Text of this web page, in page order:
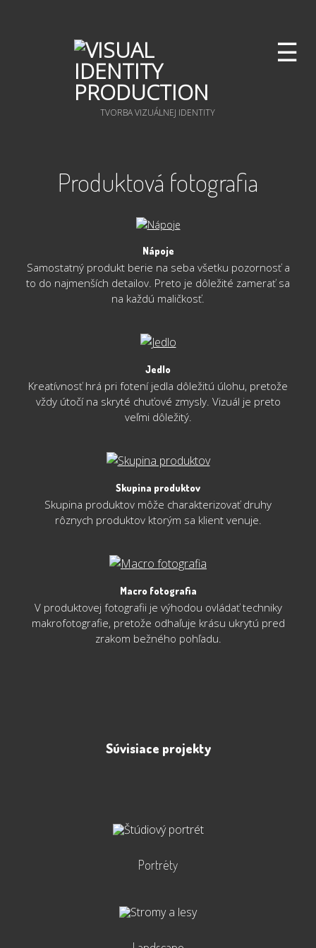
TVORBA VIZUÁLNEJ IDENTITY
☰
Produktová fotografia
Nápoje
Samostatný produkt berie na seba všetku pozornosť a
to do najmenších detailov. Preto je dôležité zamerať sa
na každú maličkosť.
Jedlo
Kreatívnosť hrá pri fotení jedla dôležitú úlohu, pretože
vždy útočí na skryté chuťové zmysly. Vizuál je preto
veľmi dôležitý.
Skupina produktov
Skupina produktov môže charakterizovať druhy
rôznych produktov ktorým sa klient venuje.
Macro fotografia
V produktovej fotografii je výhodou ovládať techniky
makrofotografie, pretože odhaľuje krásu ukrytú pred
zrakom bežného pohľadu.
Súvisiace projekty
Portréty
Portréty
~ zobraziť viac ~
Landscape